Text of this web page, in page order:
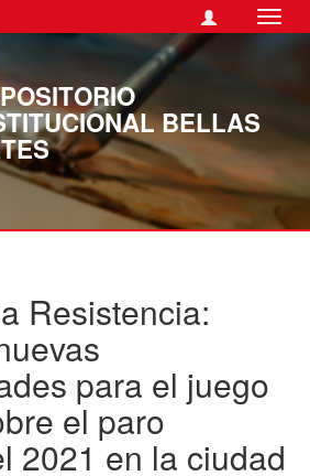
BELLAS
Resistencia:
para el juego
el paro
2021 en la ciudad